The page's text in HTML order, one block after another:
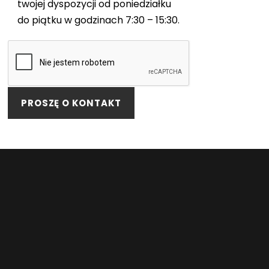
twojej dyspozycji od poniedziałku
do piątku w godzinach 7:30 – 15:30.